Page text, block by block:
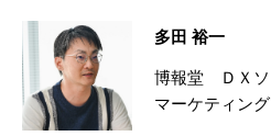
多田 裕一
博報堂 ＤＸソ
マーケティン